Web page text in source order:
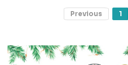
Previous 1